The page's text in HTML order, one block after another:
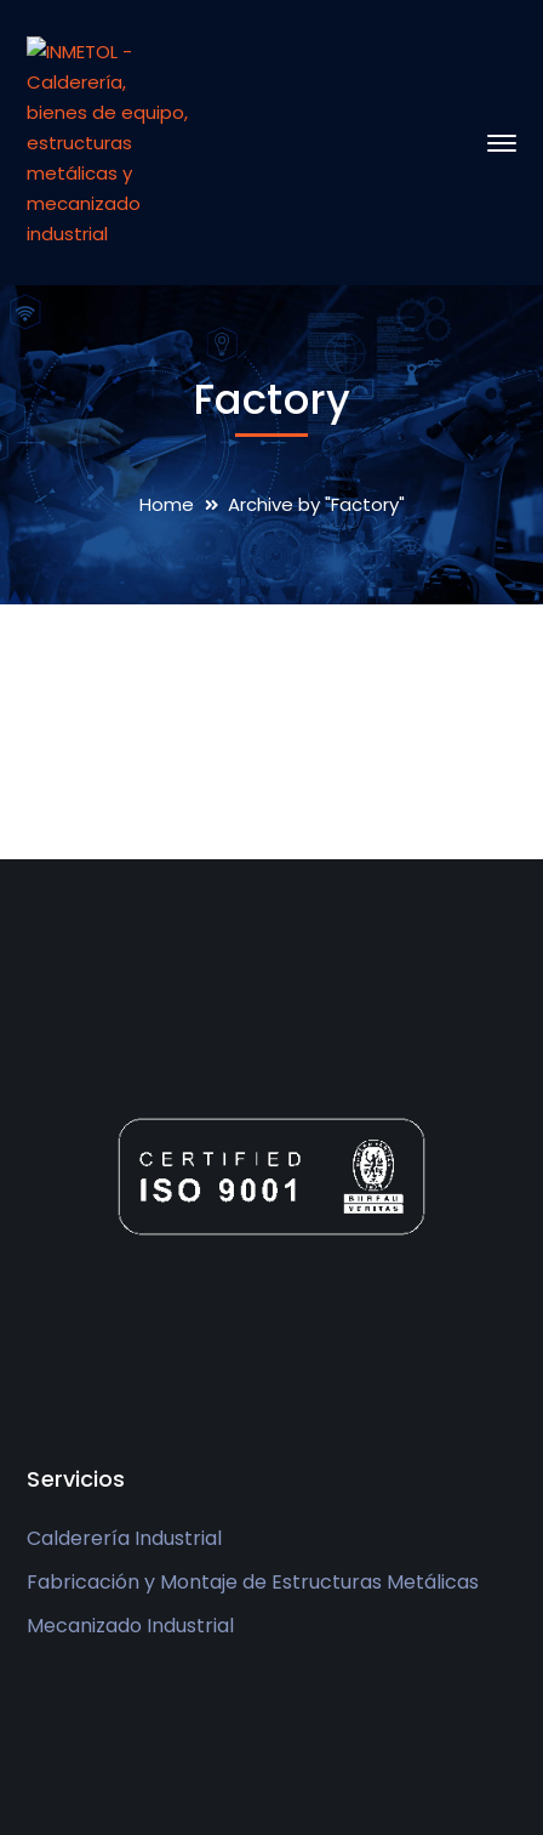
Factory
Home Archive by "Factory"
Servicios
Calderería Industrial
Fabricación y Montaje de Estructuras Metálicas
Mecanizado Industrial